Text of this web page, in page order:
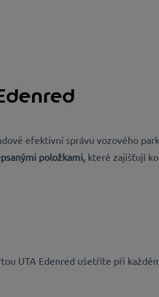
efektivní správu vozového
položkami, které zajišťují
UTA Edenred ušetříte při